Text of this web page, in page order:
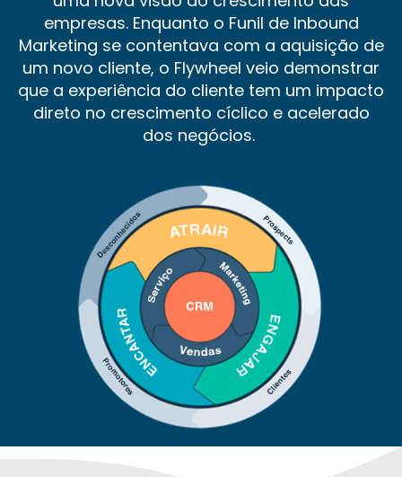
empresas. Enquanto o Funil de Inbound
Marketing se contentava com a aquisição de
um novo cliente, o Flywheel veio demonstrar
que a experiência do cliente tem um impacto
direto no crescimento cíclico e acelerado
dos negócios.